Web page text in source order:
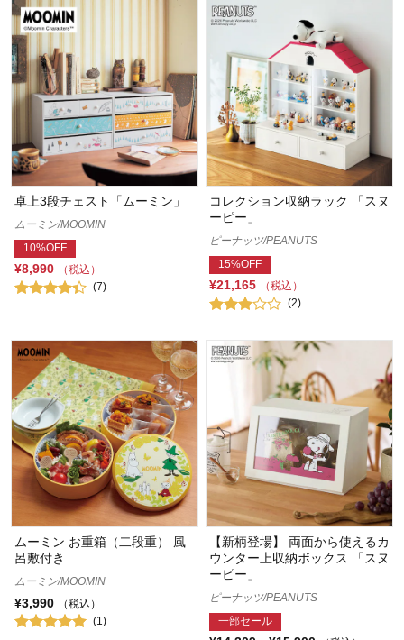
卓上3段チェスト「ムーミン」
ムーミン/MOOMIN
10%OFF
¥8,990
（税込）
(7)
コレクション収納ラック 「スヌ
ーピー」
ピーナッツ/PEANUTS
15%OFF
¥21,165
（税込）
(2)
ムーミン お重箱（二段重） 風
呂敷付き
ムーミン/MOOMIN
¥3,990
（税込）
(1)
【新柄登場】 両面から使えるカ
ウンター上収納ボックス 「スヌ
ーピー」
ピーナッツ/PEANUTS
一部セール